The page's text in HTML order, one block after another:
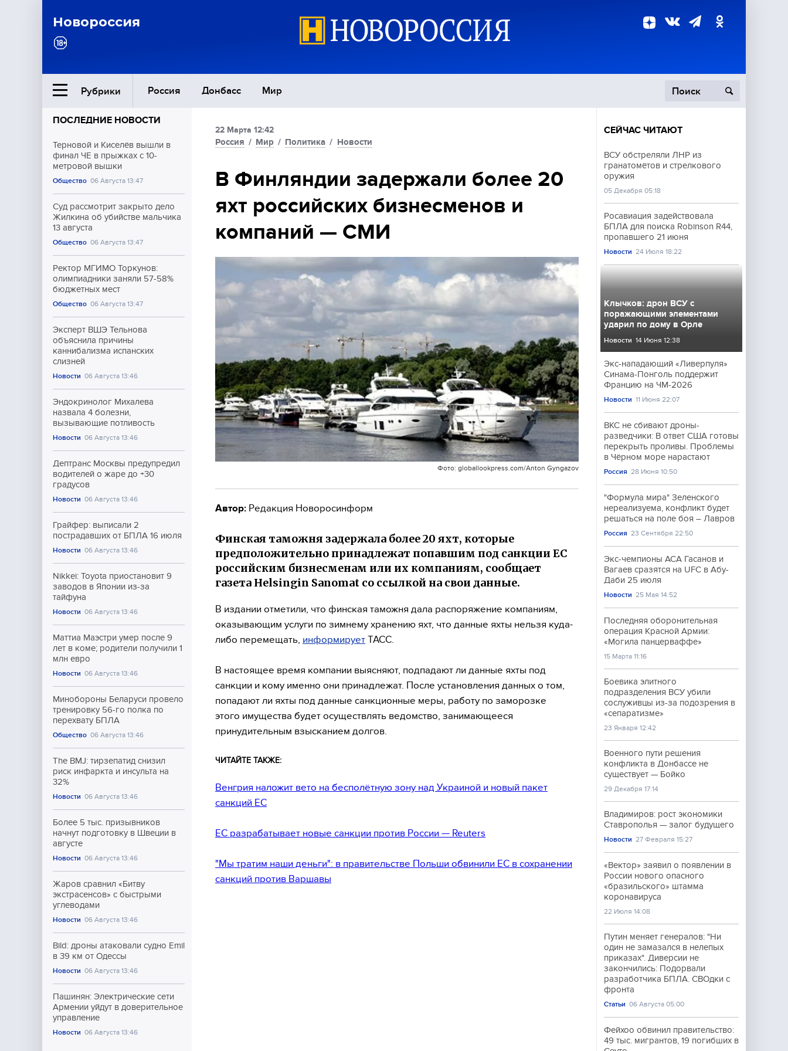
Новороссия
Рубрики Россия Донбасс Мир
Ближний Восток Политика
Общество
Экономика
Происшествия
Культура
Спорт
ПОСЛЕДНИЕ НОВОСТИ
Терновой и Киселёв вышли в
финал ЧЕ в прыжках с 10-
метровой вышки
Общество 06 Августа 13:47
Суд рассмотрит закрыто дело
Жилкина об убийстве мальчика
13 августа
Общество 06 Августа 13:47
Ректор МГИМО Торкунов:
олимпиадники заняли 57-58%
бюджетных мест
Общество 06 Августа 13:47
Эксперт ВШЭ Тельнова
объяснила причины
каннибализма испанских
слизней
Новости 06 Августа 13:46
Эндокринолог Михалева
назвала 4 болезни,
вызывающие потливость
Новости 06 Августа 13:46
Дептранс Москвы предупредил
водителей о жаре до +30
градусов
Новости 06 Августа 13:46
Грайфер: выписали 2
пострадавших от БПЛА 16 июля
Новости 06 Августа 13:46
Nikkei: Toyota приостановит 9
заводов в Японии из-за
тайфуна
Новости 06 Августа 13:46
Маттиа Маэстри умер после 9
лет в коме; родители получили 1
млн евро
Новости 06 Августа 13:46
Минобороны Беларуси провело
тренировку 56-го полка по
перехвату БПЛА
Общество 06 Августа 13:46
The BMJ: тирзепатид снизил
риск инфаркта и инсульта на
32%
Новости 06 Августа 13:46
Более 5 тыс. призывников
начнут подготовку в Швеции в
августе
Новости 06 Августа 13:46
Жаров сравнил «Битву
экстрасенсов» с быстрыми
углеводами
Новости 06 Августа 13:46
Bild: дроны атаковали судно Emil
в 39 км от Одессы
Новости 06 Августа 13:46
Пашинян: Электрические сети
Армении уйдут в доверительное
управление
Новости 06 Августа 13:46
22 Марта 12:42
Россия / Мир / Политика / Новости
В Финляндии задержали более 20
яхт российских бизнесменов и
компаний — СМИ
Фото: globallookpress.com/Anton Gyngazov
Автор: Редакция Новоросинформ
Финская таможня задержала более 20 яхт, которые
предположительно принадлежат попавшим под санкции ЕС
российским бизнесменам или их компаниям, сообщает
газета Helsingin Sanomat со ссылкой на свои данные.
В издании отметили, что финская таможня дала распоряжение компаниям,
оказывающим услуги по зимнему хранению яхт, что данные яхты нельзя куда-
либо перемещать, информирует ТАСС.
В настоящее время компании выясняют, подпадают ли данные яхты под
санкции и кому именно они принадлежат. После установления данных о том,
попадают ли яхты под данные санкционные меры, работу по заморозке
этого имущества будет осуществлять ведомство, занимающееся
принудительным взысканием долгов.
ЧИТАЙТЕ ТАКЖЕ:
Венгрия наложит вето на бесполётную зону над Украиной и новый пакет
санкций ЕС
ЕС разрабатывает новые санкции против России — Reuters
"Мы тратим наши деньги": в правительстве Польши обвинили ЕС в сохранении
санкций против Варшавы
СЕЙЧАС ЧИТАЮТ
ВСУ обстреляли ЛНР из
гранатомётов и стрелкового
оружия
05 Декабря 05:18
Росавиация задействовала
БПЛА для поиска Robinson R44,
пропавшего 21 июня
Новости 24 Июля 18:22
Клычков: дрон ВСУ с
поражающими элементами
ударил по дому в Орле
Новости 14 Июня 12:38
Экс-нападающий «Ливерпуля»
Синама-Понголь поддержит
Францию на ЧМ-2026
Новости 11 Июня 22:07
ВКС не сбивают дроны-
разведчики: В ответ США готовы
перекрыть проливы. Проблемы
в Чёрном море нарастают
Россия 28 Июня 10:50
"Формула мира" Зеленского
нереализуема, конфликт будет
решаться на поле боя – Лавров
Россия 23 Сентября 22:50
Экс-чемпионы АСА Гасанов и
Вагаев сразятся на UFC в Абу-
Даби 25 июля
Новости 25 Мая 14:52
Последняя оборонительная
операция Красной Армии:
«Могила панцерваффе»
15 Марта 11:16
Боевика элитного
подразделения ВСУ убили
сослуживцы из-за подозрения в
«сепаратизме»
23 Января 12:42
Военного пути решения
конфликта в Донбассе не
существует — Бойко
29 Декабря 17:14
Владимиров: рост экономики
Ставрополья — залог будущего
Новости 27 Февраля 15:27
«Вектор» заявил о появлении в
России нового опасного
«бразильского» штамма
коронавируса
22 Июля 14:08
Путин меняет генералов: "Ни
один не замазался в нелепых
приказах". Диверсии не
закончились: Подорвали
разработчика БПЛА. СВОдки с
фронта
Статьи 06 Августа 05:00
Фейхоо обвинил правительство:
49 тыс. мигрантов, 19 погибших в